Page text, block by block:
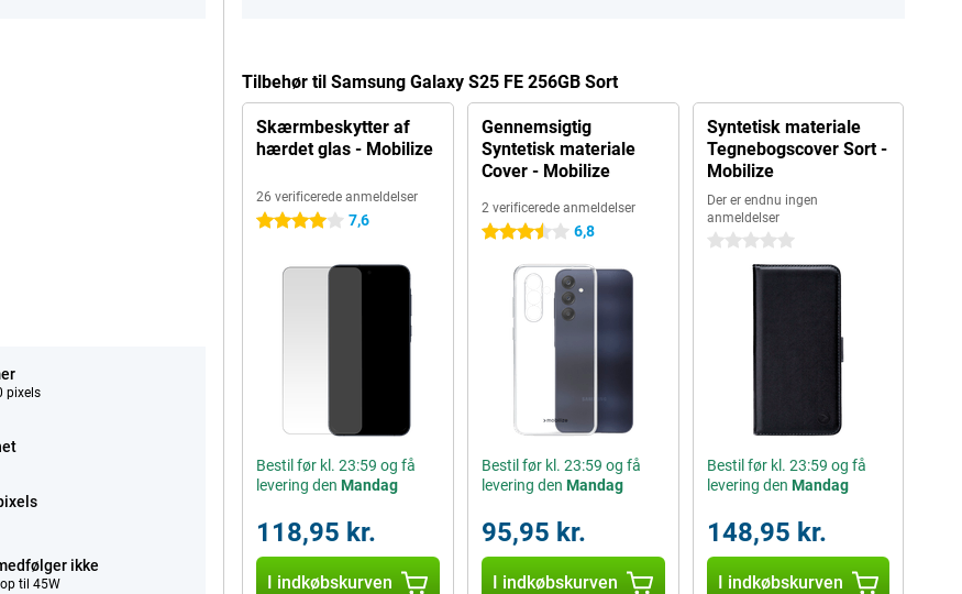
pixels
ikke
til 45W
Tilbehør til Samsung Galaxy S25 FE 256GB Sort
Skærmbeskytter af
hærdet glas - Mobilize
26 verificerede anmeldelser
4 stjerner 7,6
Bestil før kl. 23:59 og få
levering den Mandag
118,95 kr.
I indkøbskurven
Gennemsigtig
Syntetisk materiale
Cover - Mobilize
2 verificerede anmeldelser
3.5 stjerner 6,8
Bestil før kl. 23:59 og få
levering den Mandag
95,95 kr.
I indkøbskurven
Syntetisk materiale
Tegnebogscover Sort -
Mobilize
Der er endnu ingen
anmeldelser
0 stjerner
Bestil før kl. 23:59 og få
levering den Mandag
148,95 kr.
I indkøbskurven